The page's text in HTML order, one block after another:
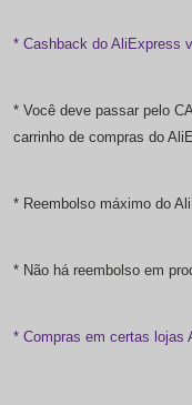
* Cashback do AliExpress
* Você deve passar pelo
carrinho de compras do
* Reembolso máximo do
* Não há reembolso em
* Compras em certas lojas